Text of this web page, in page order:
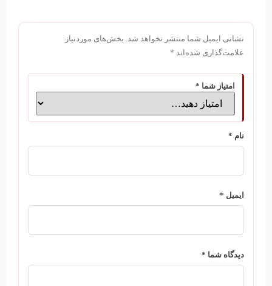
نشانی ایمیل شما منتشر نخواهد شد. بخش‌های موردنیاز
علامت‌گذاری شده‌اند *
امتیاز شما *
دیدگاه شما *
نام *
ایمیل *